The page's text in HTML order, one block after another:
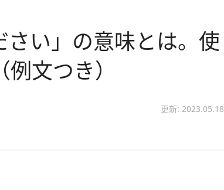
さい」の意味とは。使
文つき）
更新: 2023.05.18